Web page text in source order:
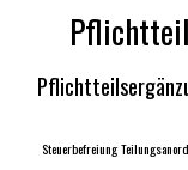
Pflichtteil
Steuerbefreiung